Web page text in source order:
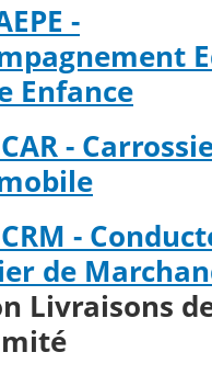
-
Enfance
-
-
de
Livraisons